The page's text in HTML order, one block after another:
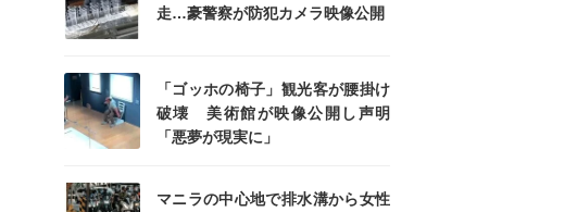
走…豪警察が防犯カメラ映像公開
「ゴッホの椅子」観光客が腰掛け
破壊 美術館が映像公開し声明
「悪夢が現実に」
マニラの中心地で排水溝から女性